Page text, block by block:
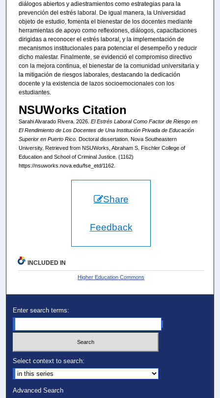
diálogos abiertos y adiestramientos como estrategias para la
prevención del estrés laboral. De igual manera, la Universidad
objeto de estudio, fomenta el bienestar de los docentes mediante
herramientas de apoyo como reflexiones, diálogos, capacitaciones
dirigidas a reconocer el estrés laboral, y la implementación de
mecanismos institucionales para potenciar el desempeño y reducir
dicho malestar. Finalmente, se evidenció el compromiso directivo
con la mejora continua, el bienestar de la comunidad universitaria y
la mitigación de riesgos laborales, destacando la dedicación
docente y la existencia de lazos socioemocionales con los
estudiantes.
NSUWorks Citation
Sarahi Alvarado Rivera. 2026. El Estrés Laboral Como Factor de Riesgo en
El Rendimiento de Los Docentes de Una Institución Privada de Educación
Superior en Puerto Rico. Doctoral dissertation. Nova Southeastern
University. Retrieved from NSUWorks, Abraham S. Fischler College of
Education and School of Criminal Justice. (1162)
https://nsuworks.nova.edu/fse_etd/1162.
Share
Feedback
INCLUDED IN
Higher Education Commons
Enter search terms:
Select context to search:
Advanced Search